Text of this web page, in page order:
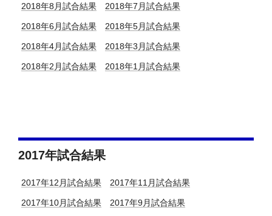
2018年8月試合結果 2018年7月試合結果
2018年6月試合結果 2018年5月試合結果
2018年4月試合結果 2018年3月試合結果
2018年2月試合結果 2018年1月試合結果
2017年試合結果
2017年12月試合結果 2017年11月試合結果
2017年10月試合結果 2017年9月試合結果